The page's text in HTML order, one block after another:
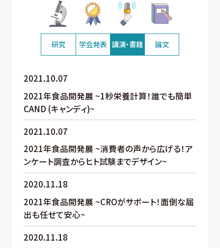
研究 学会発表 講演・書籍 論文
2021.10.07
2021年食品開発展 ~1秒栄養計算！誰でも簡単
CAND (キャンディ)~
2021.10.07
2021年食品開発展 ~消費者の声から広げる！ア
ンケート調査からヒト試験までデザイン~
2020.11.18
2021年食品開発展 ~CROがサポート！面倒な届
出も任せて安心~
2020.11.18